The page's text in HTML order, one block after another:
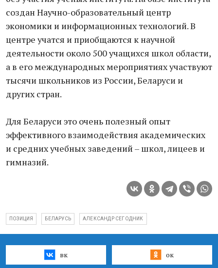
создан Научно-образовательный центр
экономики и информационных технологий. В
центре учатся и приобщаются к научной
деятельности около 500 учащихся школ области,
а в его международных мероприятиях участвуют
тысячи школьников из России, Беларуси и
других стран.
Для Беларуси это очень полезный опыт
эффективного взаимодействия академических
и средних учебных заведений – школ, лицеев и
гимназий.
ПОЗИЦИЯ БЕЛАРУСЬ АЛЕКСАНДР СЕГОДНИК
вк ок